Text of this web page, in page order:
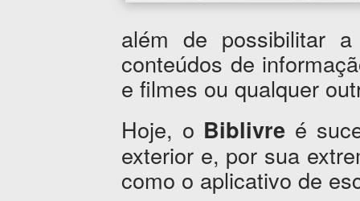
além de possibilitar
conteúdos de
e filmes ou qualquer
Hoje, o Biblivre é
exterior e, por sua
como o aplicativo de